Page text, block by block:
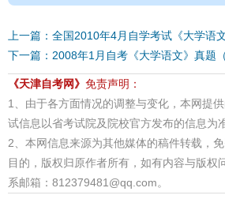
上一篇：全国2010年4月自学考试《大学语
下一篇：2008年1月自考《大学语文》真题（
《天津自考网》 免责声明：
1、由于各方面情况的调整与变化，本网提
试信息以省考试院及院校官方发布的信息为准
2、本网信息来源为其他媒体的稿件转载，
目的，版权归原作者所有，如有内容与版权
系邮箱：812379481@qq.com。